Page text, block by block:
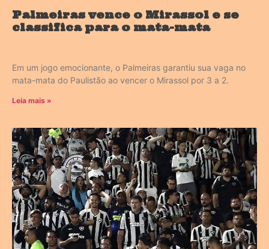
Palmeiras vence o Mirassol e se
classifica para o mata-mata
Em um jogo emocionante, o Palmeiras garantiu sua vaga no
mata-mata do Paulistão ao vencer o Mirassol por 3 a 2.
Leia mais »